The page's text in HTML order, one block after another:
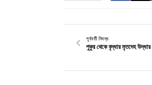
পূর্ববর্তী নিবন্ধ
পুকুর থেকে বৃদ্ধার মৃতদেহ উদ্ধার